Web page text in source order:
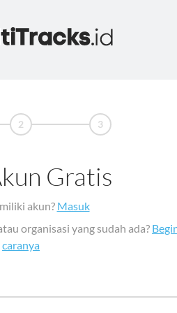
2 3
Gratis
akun? Masuk
organisasi yang sudah ada?
caranya